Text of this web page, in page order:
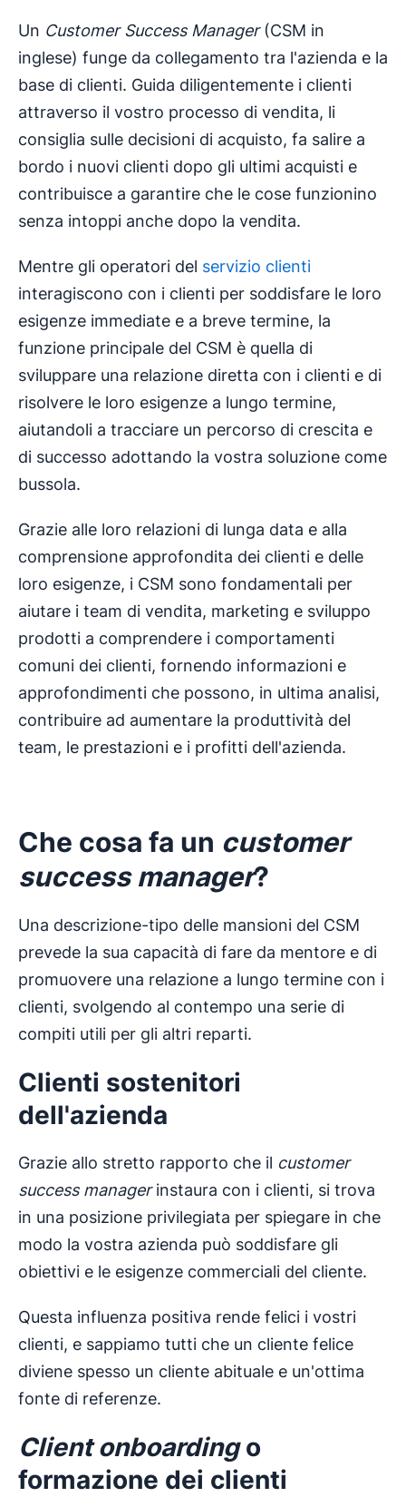
Un Customer Success Manager(CSM in
inglese) funge da collegamento tra l'azienda e la
base di clienti. Guida diligentemente i clienti
attraverso il vostro processo di vendita, li
consiglia sulle decisioni di acquisto, fa salire a
bordo i nuovi clienti dopo gli ultimi acquisti e
contribuisce a garantire che le cose funzionino
senza intoppi anche dopo la vendita.
Mentre gli operatori del servizio clienti
interagiscono con i clienti per soddisfare le loro
esigenze immediate e a breve termine, la
funzione principale del CSM è quella di
sviluppare una relazione diretta con i clienti e di
risolvere le loro esigenze a lungo termine,
aiutandoli a tracciare un percorso di crescita e
di successo adottando la vostra soluzione come
bussola.
Grazie alle loro relazioni di lunga data e alla
comprensione approfondita dei clienti e delle
loro esigenze, i CSM sono fondamentali per
aiutare i team di vendita, marketing e sviluppo
prodotti a comprendere i comportamenti
comuni dei clienti, fornendo informazioni e
approfondimenti che possono, in ultima analisi,
contribuire ad aumentare la produttività del
team, le prestazioni e i profitti dell'azienda.
Che cosa fa un customer
success manager?
Una descrizione-tipo delle mansioni del CSM
prevede la sua capacità di fare da mentore e di
promuovere una relazione a lungo termine con i
clienti, svolgendo al contempo una serie di
compiti utili per gli altri reparti.
Clienti sostenitori
dell'azienda
Grazie allo stretto rapporto che il customer
success managerinstaura con i clienti, si trova
in una posizione privilegiata per spiegare in che
modo la vostra azienda può soddisfare gli
obiettivi e le esigenze commerciali del cliente.
Questa influenza positiva rende felici i vostri
clienti, e sappiamo tutti che un cliente felice
diviene spesso un cliente abituale e un'ottima
fonte di referenze.
Clientonboardingo
formazione dei clienti